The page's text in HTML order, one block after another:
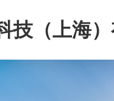
技（上海